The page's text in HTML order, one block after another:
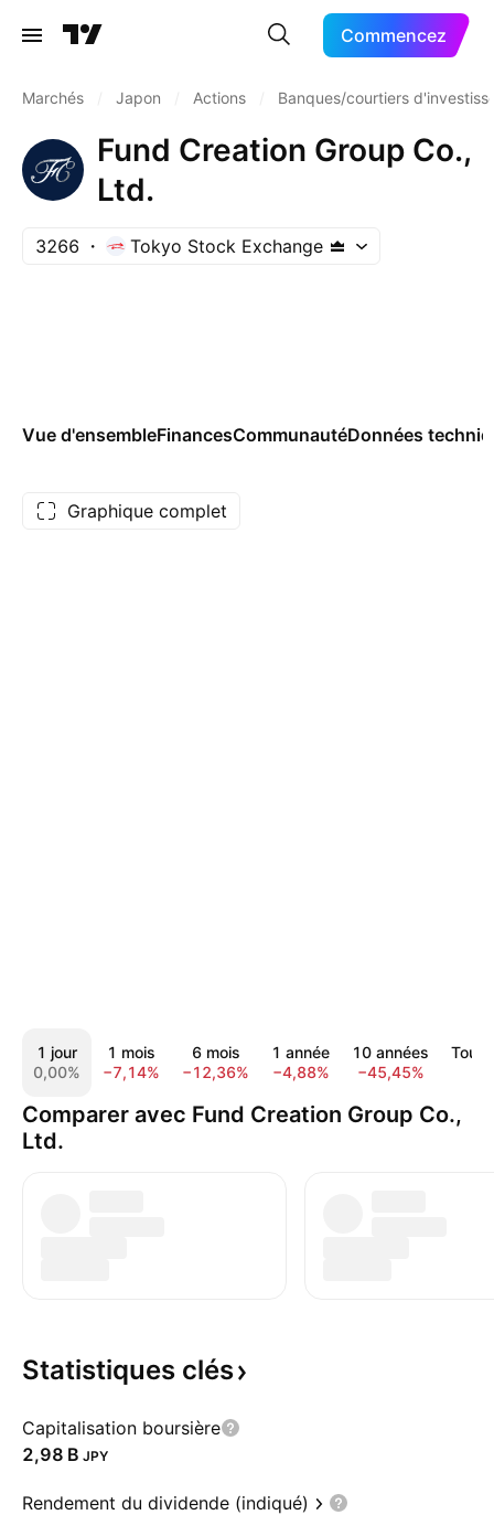
Commencez
Marchés Japon Actions Banques/courtiers
Fund Creation Group Co.,
Ltd.
3266 Tokyo Stock Exchange
Vue d'ensembleFinancesCommunautéDonnées
Graphique complet
1 jour
0,00%
1 mois
−7,14%
6 mois
−12,36%
1 année
−4,88%
10 années
−45,45%
Tout
Comparer avec Fund Creation Group Co.,
Ltd.
Statistiques clés
Capitalisation boursière
‪2,98 B‬ JPY
Rendement du dividende (indiqué)